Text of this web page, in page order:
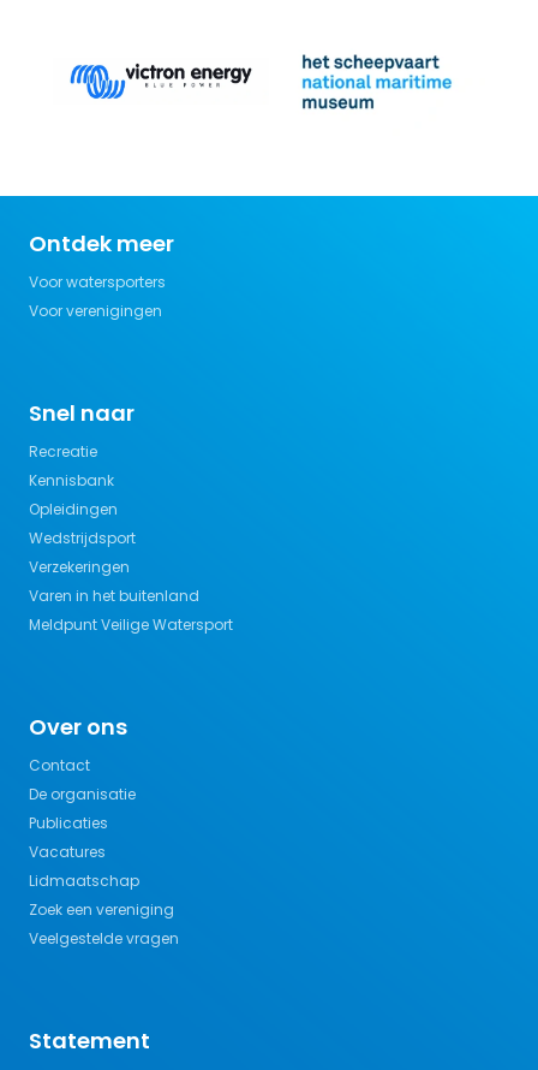
Ontdek meer
Voor watersporters
Voor verenigingen
Snel naar
Recreatie
Kennisbank
Opleidingen
Wedstrijdsport
Verzekeringen
Varen in het buitenland
Meldpunt Veilige Watersport
Over ons
Contact
De organisatie
Publicaties
Vacatures
Lidmaatschap
Zoek een vereniging
Veelgestelde vragen
Statement